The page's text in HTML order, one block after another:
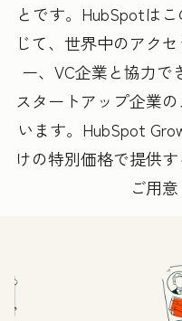
とです。HubSpotは
じて、世界中のアク
ー、VC企業と協力で
スタートアップ企業
います。HubSpot
けの特別価格で提供
ご用